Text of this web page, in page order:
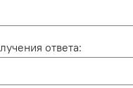
ответа: